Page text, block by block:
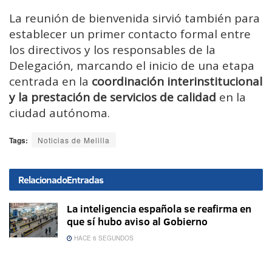
La reunión de bienvenida sirvió también para
establecer un primer contacto formal entre
los directivos y los responsables de la
Delegación, marcando el inicio de una etapa
centrada en la coordinación interinstitucional
y la prestación de servicios de calidad en la
ciudad autónoma.
Tags: Noticias de Melilla
RelacionadoEntradas
La inteligencia española se reafirma en
que sí hubo aviso al Gobierno
HACE 6 SEGUNDOS